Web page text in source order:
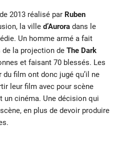
2013 réalisé par Ruben
la ville d’Aurora dans le
Un homme armé a fait
la projection de The Dark
et faisant 70 blessés. Les
film ont donc jugé qu’il ne
leur film avec pour scène
un cinéma. Une décision qui
en plus de devoir produire